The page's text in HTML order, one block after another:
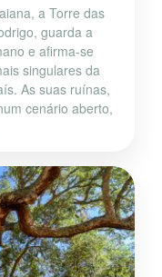
a Torre das
guarda a
e afirma-se
singulares da
As suas ruínas,
cenário aberto,